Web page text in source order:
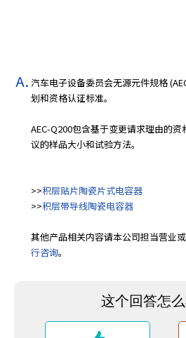
汽车电子设备委员会无源元件规格
划和资格认证标准。
AEC-Q200包含基于变更请求理由的
议的样品大小和试验方法。
>>积层贴片陶瓷片式电容器
>>积层带导线陶瓷电容器
其他产品相关内容请本公司担当营业
行咨询。